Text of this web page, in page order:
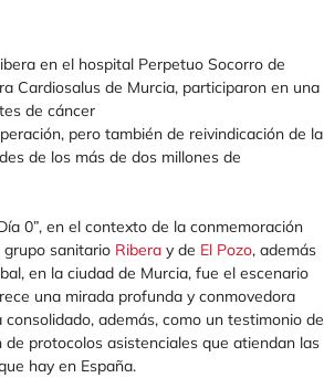
en el hospital Perpetuo Socorro de
Cardiosalus de Murcia, participaron en una
de cáncer
pero también de reivindicación de la
de los más de dos millones de
0”, en el contexto de la conmemoración
sanitario Ribera y de El Pozo, además
en la ciudad de Murcia, fue el escenario
una mirada profunda y conmovedora
además, como un testimonio de
protocolos asistenciales que atiendan las
hay en España.